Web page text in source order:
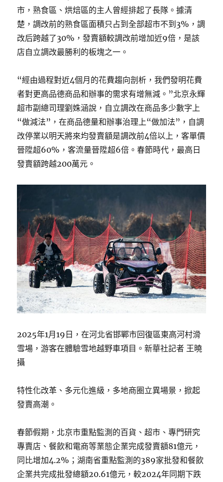
市，熟食區、烘焙區的主人曾經排起了長隊。據清
楚，調改前的熟食區面積只占到全部超市不到3%，調
改后跨越了30%，發賣額較調改前增加近9倍，是該
店自立調改最勝利的板塊之一。
“經由過程對近4個月的花費趨向剖析，我們發明花費
者對更高品德商品和辦事的需求有增無減。”北京永輝
超市副總司理劉姝涵說，自立調改在商品多少數字上
“做減法”，在商品德量和辦事治理上“做加法”，自調
改停業以明天將來均發賣額是調改前4倍以上，客單價
晉陞超60%，客流量晉陞超6倍。春節時代，最高日
發賣額跨越200萬元。
2025年1月19日，在河北省邯鄲市回復區東高河村滑
雪場，游客在體驗雪地越野車項目。新華社記者 王曉
攝
特性化改革、多元化進級，多地商圈立異場景，掀起
發賣高潮。
春節假期，北京市重點監測的百貨、超市、專門研究
專賣店、餐飲和電商等業態企業完成發賣額81億元，
同比增加4.2%；湖南省重點監測的389家批發和餐飲
企業共完成批發總額20.61億元，較2024年同期下跌